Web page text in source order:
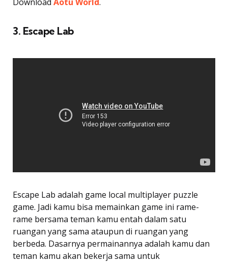
3. Escape Lab
Escape Lab adalah game local multiplayer puzzle
game. Jadi kamu bisa memainkan game ini rame-
rame bersama teman kamu entah dalam satu
ruangan yang sama ataupun di ruangan yang
berbeda. Dasarnya permainannya adalah kamu dan
teman kamu akan bekerja sama untuk